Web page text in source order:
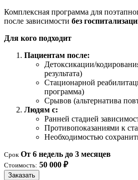
Комплексная программа для
после зависимости без
Для кого подходит
Пациентам после:
Детоксикации/
результата)
Стационарной
программа)
Срывов (альтернатива
Людям с:
Ранней стадией
Противопоказаниями к
Необходимостью
Срок От 6 недель до 3 месяцев
Стоимость: 50 000 ₽
Заказать